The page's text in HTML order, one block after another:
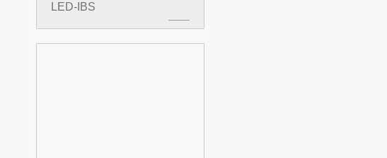
LED-IBS